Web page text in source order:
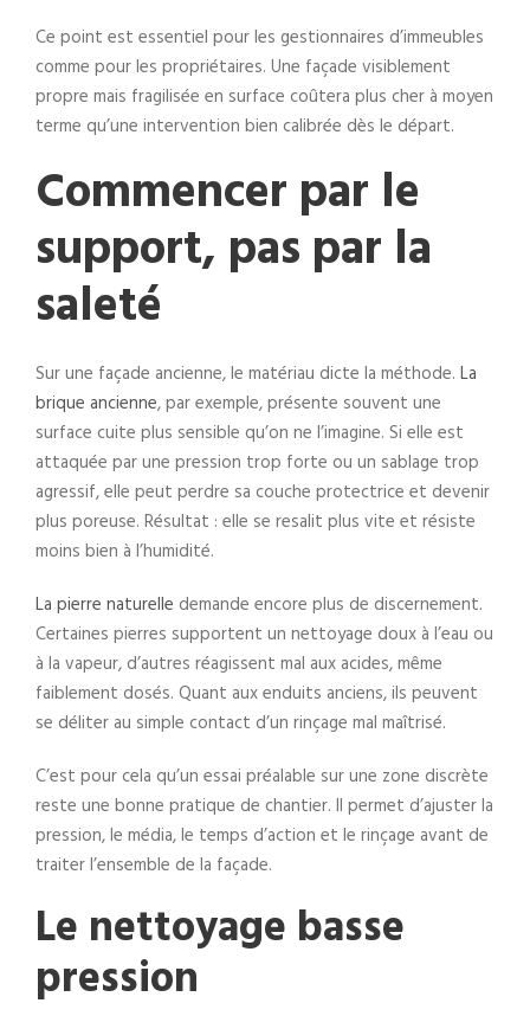
Ce point est essentiel pour les gestionnaires d’immeubles
comme pour les propriétaires. Une façade visiblement
propre mais fragilisée en surface coûtera plus cher à moyen
terme qu’une intervention bien calibrée dès le départ.
Commencer par le
support, pas par la
saleté
Sur une façade ancienne, le matériau dicte la méthode. La
brique ancienne, par exemple, présente souvent une
surface cuite plus sensible qu’on ne l’imagine. Si elle est
attaquée par une pression trop forte ou un sablage trop
agressif, elle peut perdre sa couche protectrice et devenir
plus poreuse. Résultat : elle se resalit plus vite et résiste
moins bien à l’humidité.
La pierre naturelle demande encore plus de discernement.
Certaines pierres supportent un nettoyage doux à l’eau ou
à la vapeur, d’autres réagissent mal aux acides, même
faiblement dosés. Quant aux enduits anciens, ils peuvent
se déliter au simple contact d’un rinçage mal maîtrisé.
C’est pour cela qu’un essai préalable sur une zone discrète
reste une bonne pratique de chantier. Il permet d’ajuster la
pression, le média, le temps d’action et le rinçage avant de
traiter l’ensemble de la façade.
Le nettoyage basse
pression